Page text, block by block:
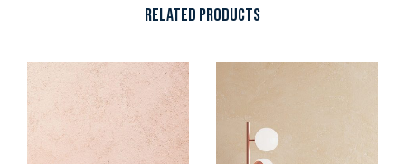
RELATED PRODUCTS